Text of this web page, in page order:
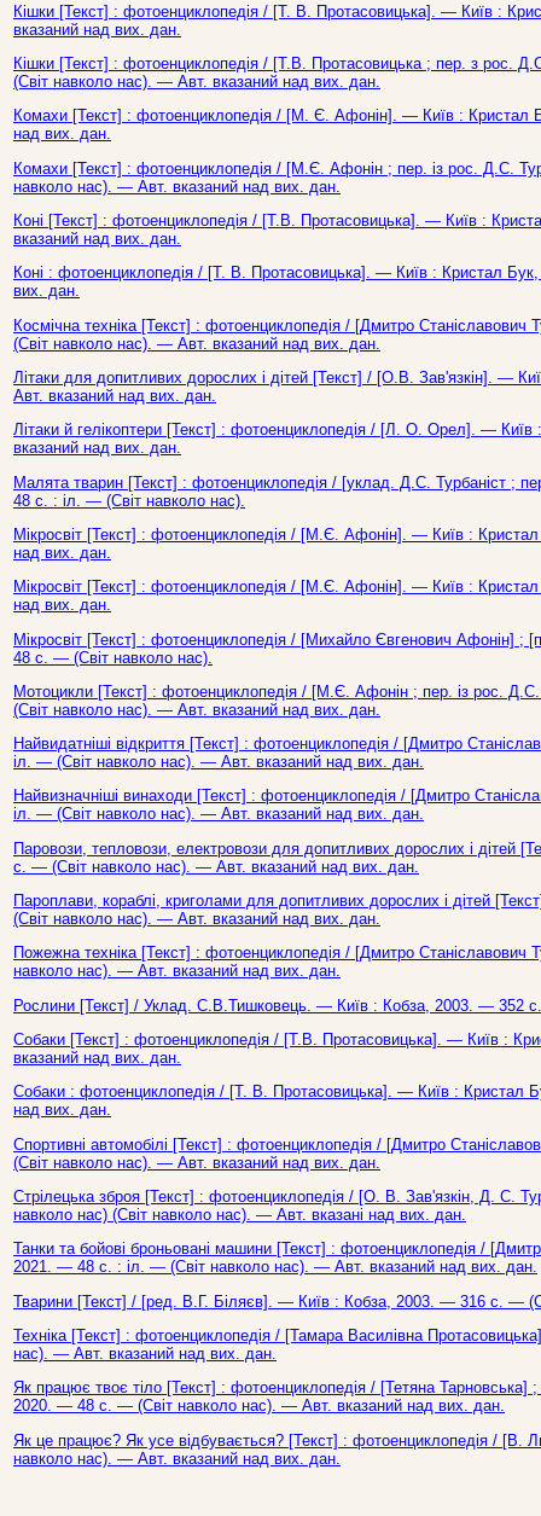
Кішки [Текст] : фотоенциклопедія / [Т. В. Протасовицька]. — Київ :
вказаний над вих. дан.
Кішки [Текст] : фотоенциклопедія / [Т.В. Протасовицька ; пер. з рос.
(Світ навколо нас). — Авт. вказаний над вих. дан.
Комахи [Текст] : фотоенциклопедія / [М. Є. Афонін]. — Київ :
над вих. дан.
Комахи [Текст] : фотоенциклопедія / [М.Є. Афонін ; пер. із рос. Д.С.
навколо нас). — Авт. вказаний над вих. дан.
Коні [Текст] : фотоенциклопедія / [Т.В. Протасовицька]. — Київ :
вказаний над вих. дан.
Коні : фотоенциклопедія / [Т. В. Протасовицька]. — Київ : Кристал
вих. дан.
Космічна техніка [Текст] : фотоенциклопедія / [Дмитро
(Світ навколо нас). — Авт. вказаний над вих. дан.
Літаки для допитливих дорослих і дітей [Текст] / [О.В. Зав'язкін]. —
Авт. вказаний над вих. дан.
Літаки й гелікоптери [Текст] : фотоенциклопедія / [Л. О. Орел]. —
вказаний над вих. дан.
Малята тварин [Текст] : фотоенциклопедія / [уклад. Д.С. Турбаніст ;
48 с. : іл. — (Світ навколо нас).
Мікросвіт [Текст] : фотоенциклопедія / [М.Є. Афонін]. — Київ :
над вих. дан.
Мікросвіт [Текст] : фотоенциклопедія / [М.Є. Афонін]. — Київ :
над вих. дан.
Мікросвіт [Текст] : фотоенциклопедія / [Михайло Євгенович Афонін]
48 с. — (Світ навколо нас).
Мотоцикли [Текст] : фотоенциклопедія / [М.Є. Афонін ; пер. із рос.
(Світ навколо нас). — Авт. вказаний над вих. дан.
Найвидатніші відкриття [Текст] : фотоенциклопедія / [Дмитро
іл. — (Світ навколо нас). — Авт. вказаний над вих. дан.
Найвизначніші винаходи [Текст] : фотоенциклопедія / [Дмитро
іл. — (Світ навколо нас). — Авт. вказаний над вих. дан.
Паровози, тепловози, електровози для допитливих дорослих і
с. — (Світ навколо нас). — Авт. вказаний над вих. дан.
Пароплави, кораблі, криголами для допитливих дорослих і дітей
(Світ навколо нас). — Авт. вказаний над вих. дан.
Пожежна техніка [Текст] : фотоенциклопедія / [Дмитро
навколо нас). — Авт. вказаний над вих. дан.
Рослини [Текст] / Уклад. С.В.Тишковець. — Київ : Кобза, 2003. — 352
Собаки [Текст] : фотоенциклопедія / [Т.В. Протасовицька]. — Київ :
вказаний над вих. дан.
Собаки : фотоенциклопедія / [Т. В. Протасовицька]. — Київ :
над вих. дан.
Спортивні автомобілі [Текст] : фотоенциклопедія / [Дмитро
(Світ навколо нас). — Авт. вказаний над вих. дан.
Стрілецька зброя [Текст] : фотоенциклопедія / [О. В. Зав'язкін, Д. С.
навколо нас) (Світ навколо нас). — Авт. вказані над вих. дан.
Танки та бойові броньовані машини [Текст] : фотоенциклопедія /
2021. — 48 с. : іл. — (Світ навколо нас). — Авт. вказаний над вих. дан.
Тварини [Текст] / [ред. В.Г. Біляєв]. — Київ : Кобза, 2003. — 316 с. —
Техніка [Текст] : фотоенциклопедія / [Тамара Василівна
нас). — Авт. вказаний над вих. дан.
Як працює твоє тіло [Текст] : фотоенциклопедія / [Тетяна
2020. — 48 с. — (Світ навколо нас). — Авт. вказаний над вих. дан.
Як це працює? Як усе відбувається? [Текст] : фотоенциклопедія /
навколо нас). — Авт. вказаний над вих. дан.